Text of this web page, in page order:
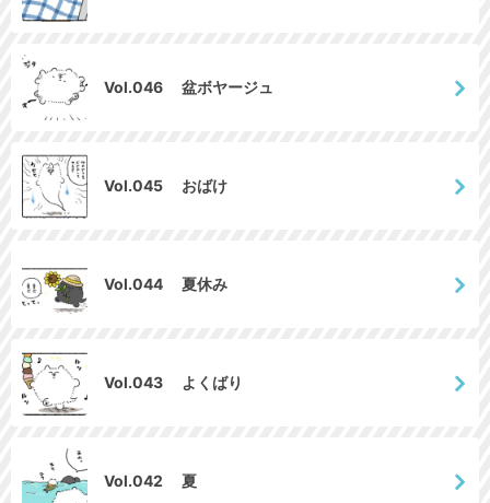
Vol.046 盆ボヤージュ
Vol.045 おばけ
Vol.044 夏休み
Vol.043 よくばり
Vol.042 夏